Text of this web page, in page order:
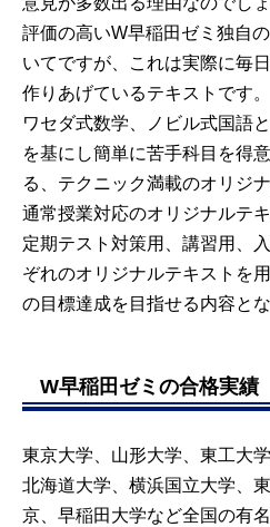
評価の高いW早稲田ゼミ独自
いてですが、これは実際に毎
作りあげているテキストです。
ワセダ式数学、ノビル式国語
を基にし簡単に苦手科目を得
る、テクニック満載のオリジ
通常授業対応のオリジナルテ
定期テスト対策用、講習用、
ぞれのオリジナルテキストを
の目標達成を目指せる内容とな
W早稲田ゼミの合格実績
東京大学、山形大学、東工大
北海道大学、横浜国立大学、
京、早稲田大学など全国の有